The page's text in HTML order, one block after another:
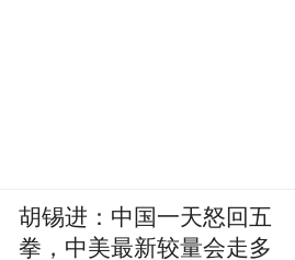
胡锡进：中国一天怒回五
拳，中美最新较量会走多